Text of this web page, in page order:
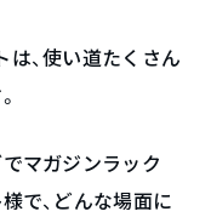
、使い道たくさん
マガジンラック
で、どんな場面に